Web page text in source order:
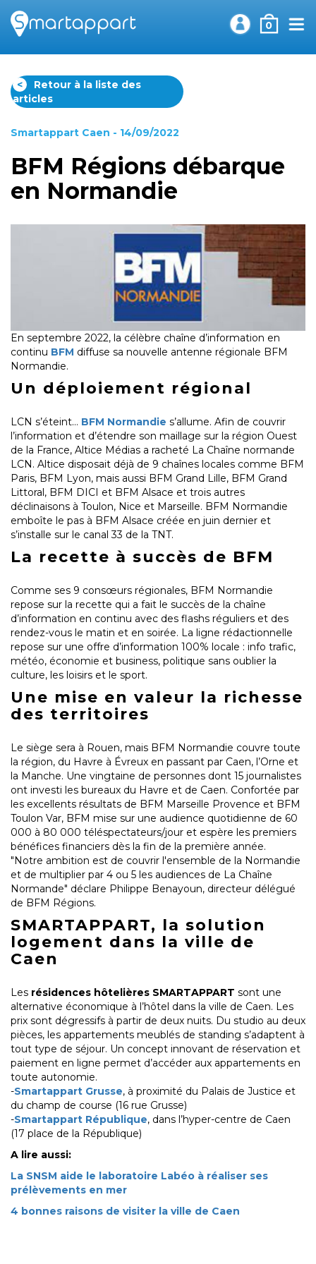
0
<
Retour à la liste des
articles
Smartappart Caen - 14/09/2022
BFM Régions débarque
en Normandie
En septembre 2022, la célèbre chaîne d’information en
continu BFM diffuse sa nouvelle antenne régionale BFM
Normandie.
Un déploiement régional
LCN s’éteint… BFM Normandie s’allume. Afin de couvrir
l’information et d’étendre son maillage sur la région Ouest
de la France, Altice Médias a racheté La Chaîne normande
LCN. Altice disposait déjà de 9 chaînes locales comme BFM
Paris, BFM Lyon, mais aussi BFM Grand Lille, BFM Grand
Littoral, BFM DICI et BFM Alsace et trois autres
déclinaisons à Toulon, Nice et Marseille. BFM Normandie
emboîte le pas à BFM Alsace créée en juin dernier et
s’installe sur le canal 33 de la TNT.
La recette à succès de BFM
Comme ses 9 consœurs régionales, BFM Normandie
repose sur la recette qui a fait le succès de la chaîne
d’information en continu avec des flashs réguliers et des
rendez-vous le matin et en soirée. La ligne rédactionnelle
repose sur une offre d’information 100% locale : info trafic,
météo, économie et business, politique sans oublier la
culture, les loisirs et le sport.
Une mise en valeur la richesse
des territoires
Le siège sera à Rouen, mais BFM Normandie couvre toute
la région, du Havre à Évreux en passant par Caen, l’Orne et
la Manche. Une vingtaine de personnes dont 15 journalistes
ont investi les bureaux du Havre et de Caen. Confortée par
les excellents résultats de BFM Marseille Provence et BFM
Toulon Var, BFM mise sur une audience quotidienne de 60
000 à 80 000 téléspectateurs/jour et espère les premiers
bénéfices financiers dès la fin de la première année.
"Notre ambition est de couvrir l'ensemble de la Normandie
et de multiplier par 4 ou 5 les audiences de La Chaîne
Normande" déclare Philippe Benayoun, directeur délégué
de BFM Régions.
SMARTAPPART, la solution
logement dans la ville de
Caen
Les résidences hôtelières SMARTAPPART sont une
alternative économique à l’hôtel dans la ville de Caen. Les
prix sont dégressifs à partir de deux nuits. Du studio au deux
pièces, les appartements meublés de standing s’adaptent à
tout type de séjour. Un concept innovant de réservation et
paiement en ligne permet d’accéder aux appartements en
toute autonomie.
-Smartappart Grusse, à proximité du Palais de Justice et
du champ de course (16 rue Grusse)
-Smartappart République, dans l’hyper-centre de Caen
(17 place de la République)
A lire aussi:
La SNSM aide le laboratoire Labéo à réaliser ses
prélèvements en mer
4 bonnes raisons de visiter la ville de Caen